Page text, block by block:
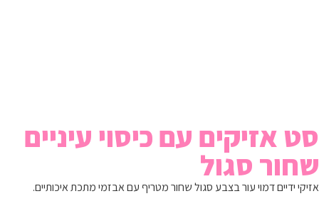
סט אזיקים עם כיסוי עיניים
שחור סגול
אזיקי ידיים דמוי עור בצבע סגול שחור מטריף עם אבזמי מתכת איכותיים.